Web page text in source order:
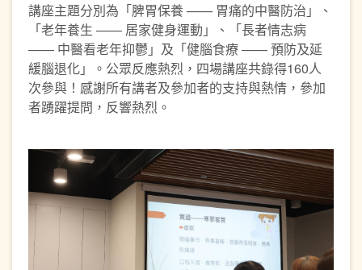
講座主題分別為「脾胃保養 —— 胃痛的中醫防治」、
「老年養生 —— 居家健身運動」、「長者情志病
—— 中醫看老年抑鬱」及「健腦食療 —— 預防及延
緩腦退化」。公眾反應熱烈，四場講座共錄得160人
次參與！感謝所有講者及參加者的支持與熱情，參加
者踴躍提問，反響熱烈。